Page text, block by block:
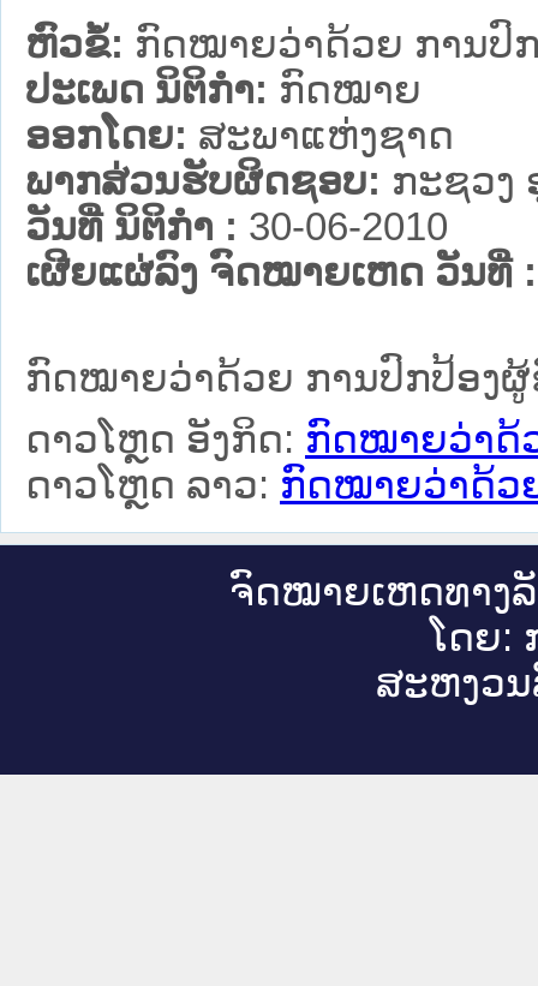
ຫົວຂໍ້: ກົດໝາຍວ່າດ້ວຍ ການປົ
ປະເພດ ນິຕິກໍາ: ກົດໝາຍ
ອອກໂດຍ: ສະພາແຫ່ງຊາດ
ພາກສ່ວນຮັບຜິດຊອບ: ກະຊວງ
ວັນທີ່ ນິຕິກໍາ : 30-06-2010
ເຜີຍແຜ່ລົງ ຈົດໝາຍເຫດ ວັນທີ່ :
ກົດໝາຍວ່າດ້ວຍ ການປົກປ້ອງ
ດາວໂຫຼດ ອັງກິດ: ກົດໝາຍວ່າດ້
ດາວໂຫຼດ ລາວ: ກົດໝາຍວ່າດ້ວ
ຈົດ​ໝາຍ​ເຫດ​ທາງ​
ໂດຍ:
ສະ​ຫງວນ​